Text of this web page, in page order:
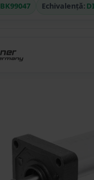
BK99047 Echivalență: